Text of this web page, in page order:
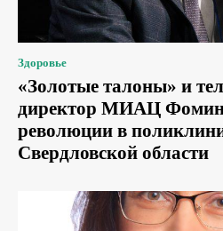
Здоровье
«Золотые талоны» и
директор МИАЦ Фомин
революции в
Свердловской области